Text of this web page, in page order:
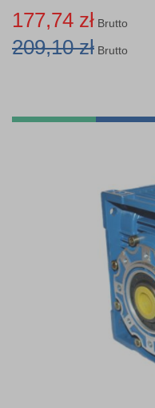
177,74 zł Brutto
209,10 zł Brutto